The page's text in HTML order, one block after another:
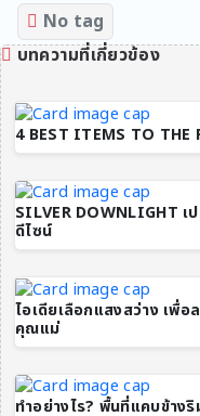
No tag
บทความที่เกี่ยวข้อง
4 BEST ITEMS TO THE
SILVER DOWNLIGHT
ดีไซน์
ไอเดียเลือกแสงสว่าง เพื่
คุณแม่
ทำอย่างไร? พื้นที่แคบข้าง